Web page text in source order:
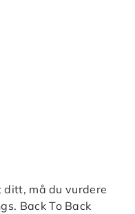
må du vurdere
Back To Back